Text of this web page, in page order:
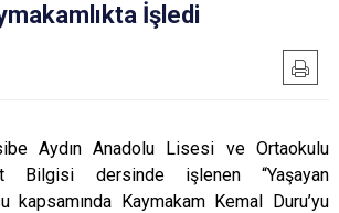
Silifke
Toroslar
Yenişehir
İşledi
Aydın Anadolu Lisesi ve Ortaokulu
Bilgisi dersinde işlenen “Yaşayan
kapsamında Kaymakam Kemal Duru’yu